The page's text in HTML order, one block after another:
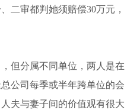
二审都判她须赔偿30万元，
但分属不同单位，两人是在
公司每季或半年跨单位的会
夫与妻子间的价值观有很大